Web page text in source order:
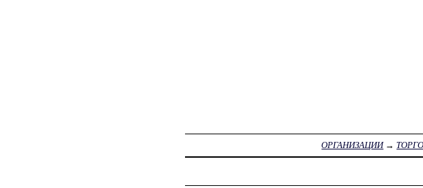
ОРГАНИЗАЦИИ→